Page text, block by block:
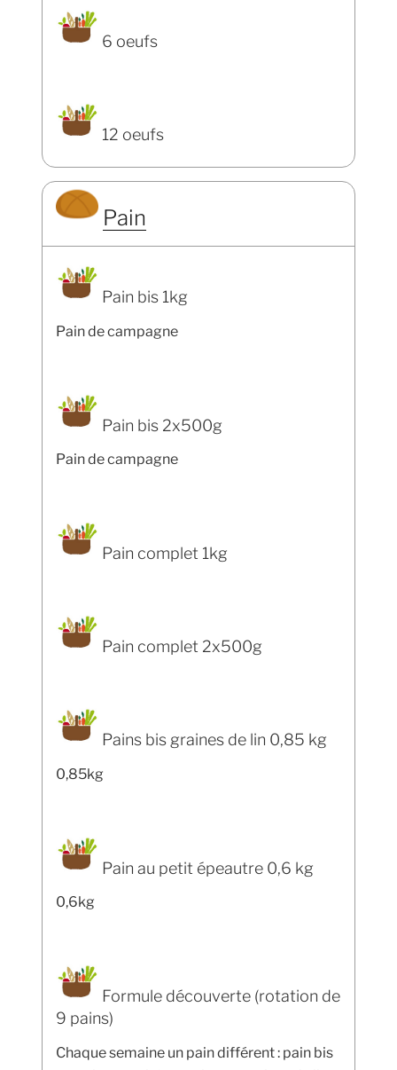
6 oeufs
12 oeufs
Pain
Pain bis 1kg
Pain de campagne
Pain bis 2x500g
Pain de campagne
Pain complet 1kg
Pain complet 2x500g
Pains bis graines de lin 0,85 kg
0,85kg
Pain au petit épeautre 0,6 kg
0,6kg
Formule découverte (rotation de
9 pains)
Chaque semaine un pain différent : pain bis